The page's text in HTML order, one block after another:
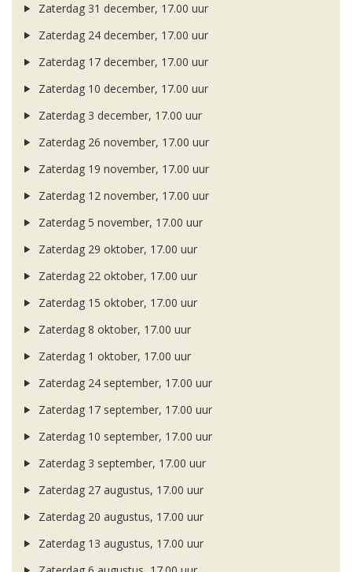
Zaterdag 31 december, 17.00 uur
Zaterdag 24 december, 17.00 uur
Zaterdag 17 december, 17.00 uur
Zaterdag 10 december, 17.00 uur
Zaterdag 3 december, 17.00 uur
Zaterdag 26 november, 17.00 uur
Zaterdag 19 november, 17.00 uur
Zaterdag 12 november, 17.00 uur
Zaterdag 5 november, 17.00 uur
Zaterdag 29 oktober, 17.00 uur
Zaterdag 22 oktober, 17.00 uur
Zaterdag 15 oktober, 17.00 uur
Zaterdag 8 oktober, 17.00 uur
Zaterdag 1 oktober, 17.00 uur
Zaterdag 24 september, 17.00 uur
Zaterdag 17 september, 17.00 uur
Zaterdag 10 september, 17.00 uur
Zaterdag 3 september, 17.00 uur
Zaterdag 27 augustus, 17.00 uur
Zaterdag 20 augustus, 17.00 uur
Zaterdag 13 augustus, 17.00 uur